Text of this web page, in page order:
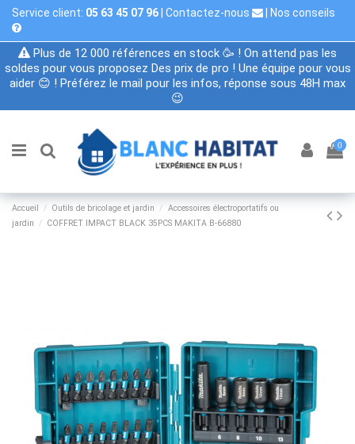
Service client: 05 63 45 07 96 Contactez-nous Nos conseils
Plus de 12 000 références en stock 🥳 ! On attend pas les
soldes pour vous proposez Des prix de pro ! Une équipe pour vous
aider 😊 ! Préférez le mail pour les infos, réponse sous 48H max
😉
0
Accueil Outils de bricolage et jardin
Accessoires électroportatifs ou
jardin
COFFRET IMPACT BLACK 35PCS MAKITA B-66880